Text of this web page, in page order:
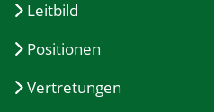
Leitbild
Positionen
Vertretungen